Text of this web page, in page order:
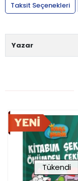
Taksit Seçenekleri
Yazar
Tükendi